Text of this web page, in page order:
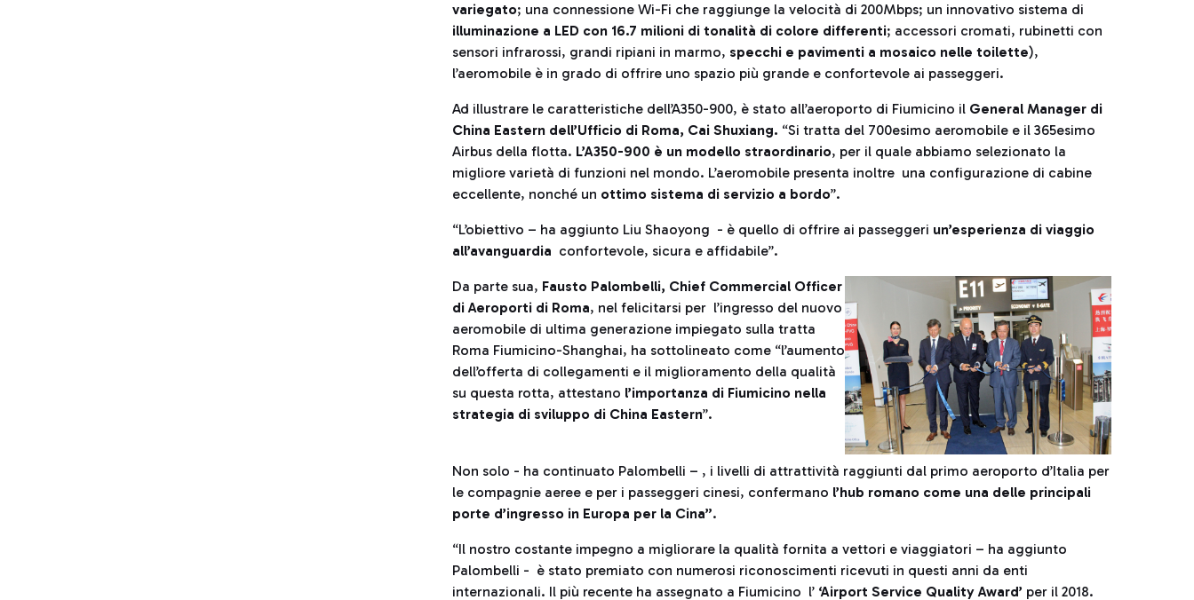
variegato; una connessione Wi-Fi che raggiunge la velocità di 200Mbps; un innovativo sistema di
illuminazione a LED con 16.7 milioni di tonalità di colore differenti; accessori cromati, rubinetti con
sensori infrarossi, grandi ripiani in marmo, specchi e pavimenti a mosaico nelle toilette),
l’aeromobile è in grado di offrire uno spazio più grande e confortevole ai passeggeri.
Ad illustrare le caratteristiche dell’A350-900, è stato all’aeroporto di Fiumicino il General Manager di
China Eastern dell’Ufficio di Roma, Cai Shuxiang. “Si tratta del 700esimo aeromobile e il 365esimo
Airbus della flotta. L’A350-900 è un modello straordinario, per il quale abbiamo selezionato la
migliore varietà di funzioni nel mondo. L’aeromobile presenta inoltre una configurazione di cabine
eccellente, nonché un ottimo sistema di servizio a bordo”.
“L’obiettivo – ha aggiunto Liu Shaoyong - è quello di offrire ai passeggeri un’esperienza di viaggio
all’avanguardia confortevole, sicura e affidabile”.
Da parte sua, Fausto Palombelli, Chief Commercial Officer
di Aeroporti di Roma, nel felicitarsi per l’ingresso del nuovo
aeromobile di ultima generazione impiegato sulla tratta
Roma Fiumicino-Shanghai, ha sottolineato come “l’aumento
dell’offerta di collegamenti e il miglioramento della qualità
su questa rotta, attestano l’importanza di Fiumicino nella
strategia di sviluppo di China Eastern”.
Non solo - ha continuato Palombelli – , i livelli di attrattività raggiunti dal primo aeroporto d’Italia per
le compagnie aeree e per i passeggeri cinesi, confermano l’hub romano come una delle principali
porte d’ingresso in Europa per la Cina”.
“Il nostro costante impegno a migliorare la qualità fornita a vettori e viaggiatori – ha aggiunto
Palombelli - è stato premiato con numerosi riconoscimenti ricevuti in questi anni da enti
internazionali. Il più recente ha assegnato a Fiumicino l’ ‘Airport Service Quality Award’ per il 2018.